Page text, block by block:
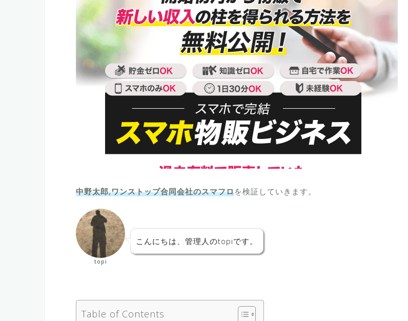
中野太郎,ワンストップ合同会社のスマフロを検証していきます。
topi
こんにちは、管理人のtopiです。
Table of Contents